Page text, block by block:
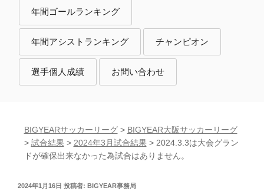
年間ゴールランキング
年間アシストランキング チャンピオン
選手個人成績 お問い合わせ
BIGYEARサッカーリーグ> BIGYEAR大阪サッカーリーグ
> 試合結果 > 2024年3月試合結果 > 2024.3.3は大会グラン
ドが確保出来なかった為試合はありません。
投
2024年1月16日 投稿者: BIGYEAR事務局